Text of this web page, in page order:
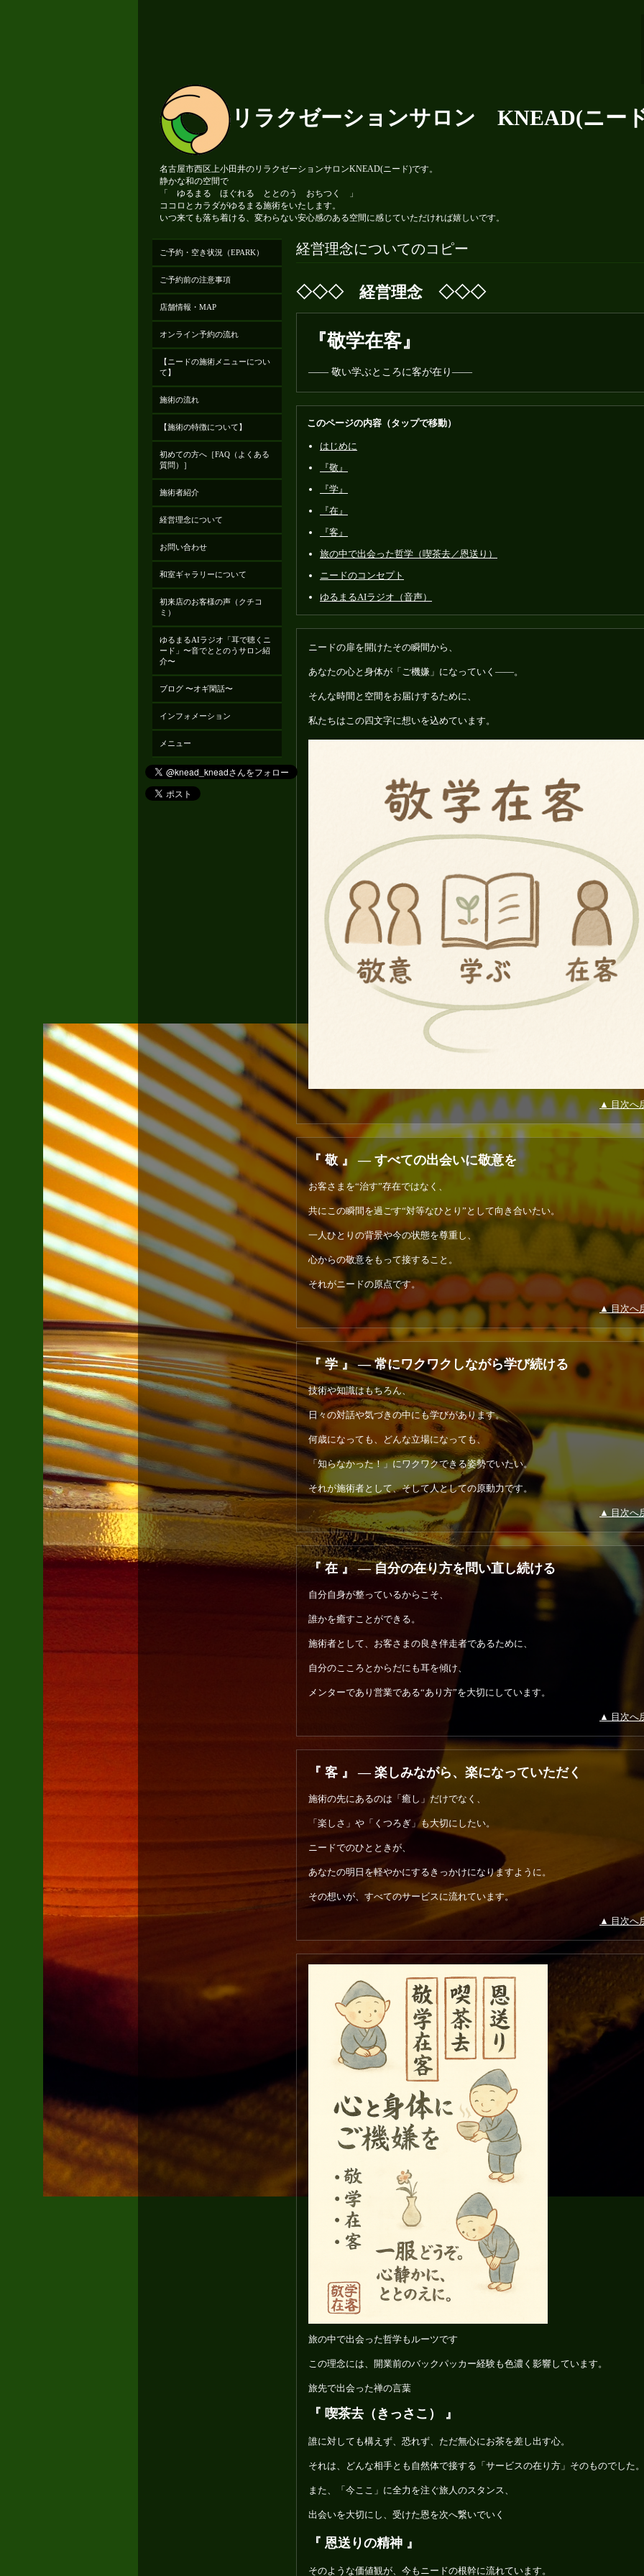
リラクゼーションサロン KNEAD(ニー
名古屋市西区上小田井のリラクゼーションサロンKNEAD(ニード)です。
静かな和の空間で
「 ゆるまる ほぐれる ととのう おちつく 」
ココロとカラダがゆるまる施術をいたします。
いつ来ても落ち着ける、変わらない安心感のある空間に感じていただければ嬉しいです。
経営理念についてのコピー
◇◇◇ 経営理念 ◇◇◇
『敬学在客』
―― 敬い学ぶところに客が在り――
このページの内容（タップで移動）
はじめに
『敬』
『学』
『在』
『客』
旅の中で出会った哲学（喫茶去／恩送り）
ニードのコンセプト
ゆるまるAIラジオ（音声）
ニードの扉を開けたその瞬間から、
あなたの心と身体が「ご機嫌」になっていく――。
そんな時間と空間をお届けするために、
私たちはこの四文字に想いを込めています。
▲ 目次へ
『 敬 』 ― すべての出会いに敬意を
お客さまを“治す”存在ではなく、
共にこの瞬間を過ごす“対等なひとり”として向き合いたい。
一人ひとりの背景や今の状態を尊重し、
心からの敬意をもって接すること。
それがニードの原点です。
▲ 目次へ
『 学 』 ― 常にワクワクしながら学び続ける
技術や知識はもちろん、
日々の対話や気づきの中にも学びがあります。
何歳になっても、どんな立場になっても、
「知らなかった！」にワクワクできる姿勢でいたい。
それが施術者として、そして人としての原動力です。
▲ 目次へ
『 在 』 ― 自分の在り方を問い直し続ける
自分自身が整っているからこそ、
誰かを癒すことができる。
施術者として、お客さまの良き伴走者であるために、
自分のこころとからだにも耳を傾け、
メンターであり営業である“あり方”を大切にしています。
▲ 目次へ
『 客 』 ― 楽しみながら、楽になっていただく
施術の先にあるのは「癒し」だけでなく、
「楽しさ」や「くつろぎ」も大切にしたい。
ニードでのひとときが、
あなたの明日を軽やかにするきっかけになりますように。
その想いが、すべてのサービスに流れています。
▲ 目次へ
旅の中で出会った哲学もルーツです
この理念には、開業前のバックパッカー経験も色濃く影響しています。
旅先で出会った禅の言葉
『 喫茶去（きっさこ） 』
誰に対しても構えず、恐れず、ただ無心にお茶を差し出す心。
それは、どんな相手とも自然体で接する「サービスの在り方」そのものでした。
また、「今ここ」に全力を注ぐ旅人のスタンス、
出会いを大切にし、受けた恩を次へ繋いでいく
『 恩送りの精神 』
そのような価値観が、今もニードの根幹に流れています。
ご予約・空き状況（EPARK）
ご予約前の注意事項
店舗情報・MAP
オンライン予約の流れ
【ニードの施術メニューについ
て】
施術の流れ
【施術の特徴について】
初めての方へ［FAQ（よくある
質問）］
施術者紹介
経営理念について
お問い合わせ
和室ギャラリーについて
初来店のお客様の声（クチコ
ミ）
ゆるまるAIラジオ「耳で聴くニ
ード」〜音でととのうサロン紹
介〜
ブログ 〜オギ閑話〜
インフォメーション
メニュー